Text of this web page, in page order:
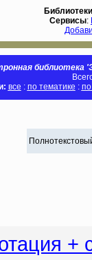
Библиотеки
Сервисы:
библиотека
все : по тематике :
+